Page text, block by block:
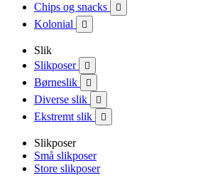
Chips og snacks 
Kolonial 
Slik
Slikposer

Børneslik 
Diverse slik 
Ekstremt slik 
Slikposer
Små slikposer
Store slikposer